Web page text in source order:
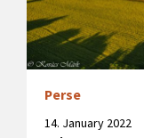
Perse
14. January 2022